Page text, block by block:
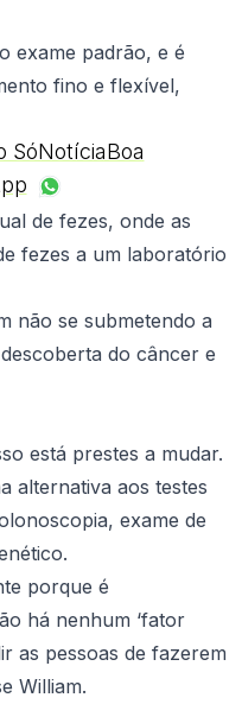
exame padrão, e é
fino e flexível,
SóNotíciaBoa
de fezes, onde as
fezes a um laboratório
não se submetendo a
do câncer e
está prestes a mudar.
alternativa aos testes
exame de
porque é
há nenhum ‘fator
as pessoas de fazerem
William.